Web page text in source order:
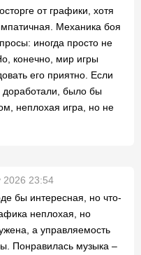
от графики, хотя
Механика боя
иногда просто не
конечно, мир игры
его приятно. Если
было бы
неплохая игра, но не
2026 23:54
бы интересная, но что-
неплохая, но
а управляемость
Понравилась музыка –